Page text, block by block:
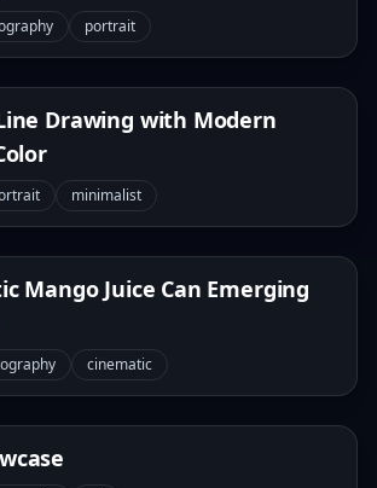
portrait
Drawing with Modern
minimalist
Mango Juice Can Emerging
cinematic